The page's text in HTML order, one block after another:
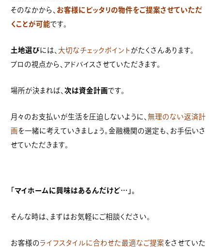
そのなかから、 お客様にピッタリの物件をご提案させていただ
くことが可能です。
土地選びには、大切なチェックポイント がたくさんあります。
プロの視点から、アドバイスさせていただきます。
場所が決まれば、次は資金計画です。
月々のお支払いが生活を圧迫しないように、無理のない返済計
画 を一緒に考えていきましょう。金融機関の選定も、お手伝いさ
せていただきます。
「マイホームに興味はあるんだけど…」。
そんな時は、まずはお気軽にご相談ください。
お客様のライフスタイルに合わせた最適なご提案 をさせていた